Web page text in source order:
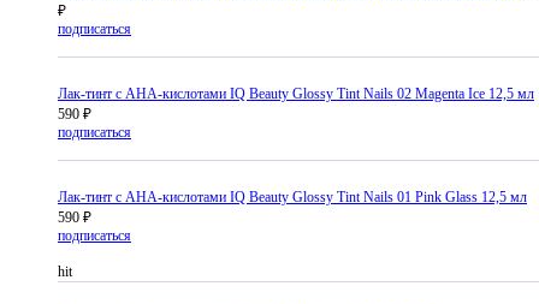
₽
подписаться
Лак-тинт с AHA-кислотами IQ Beauty Glossy Tint Nails 02 Magenta Ice 12,5 мл
590 ₽
подписаться
Лак-тинт с AHA-кислотами IQ Beauty Glossy Tint Nails 01 Pink Glass 12,5 мл
590 ₽
подписаться
hit